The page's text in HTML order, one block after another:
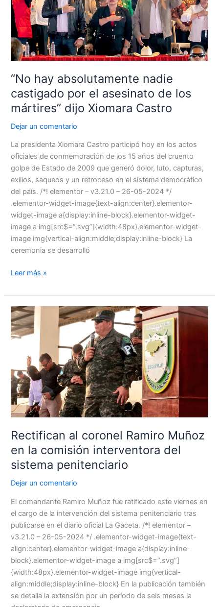
“No hay absolutamente nadie
castigado por el asesinato de los
mártires” dijo Xiomara Castro
Dejar un comentario
La presidenta Xiomara Castro participó hoy en los actos
oficiales de conmemoración de los 15 años del cruento
golpe de Estado de 2009 que generó dolor, luto, capturas,
exilios, saqueos y un retroceso en el sistema democrático
del país. /*! elementor – v3.21.0 – 26-05-2024 */
.elementor-widget-image{text-align:center}.elementor-
widget-image a{display:inline-block}.elementor-widget-
image a img[src$=”.svg”]{width:48px}.elementor-widget-
image img{vertical-align:middle;display:inline-block} La
ceremonia se desarrolló
el
asesinato
de
los
mártires”
dijo
Xiomara
Leer más »
Rectifican al coronel Ramiro Muñoz
en la comisión interventora del
sistema penitenciario
Dejar un comentario
El comandante Ramiro Muñoz fue ratificado este viernes en
el cargo de la intervención del sistema penitenciario tras
publicarse en el diario oficial La Gaceta. /*! elementor –
v3.21.0 – 26-05-2024 */ .elementor-widget-image{text-
align:center}.elementor-widget-image a{display:inline-
block}.elementor-widget-image a img[src$=”.svg”]
{width:48px}.elementor-widget-image img{vertical-
align:middle;display:inline-block} En la publicación también
se detalla la extensión por un período de seis meses la
Rectifican
al
coronel
Muñoz
en
la
comisión
interventora
del
sistema
penitenciario